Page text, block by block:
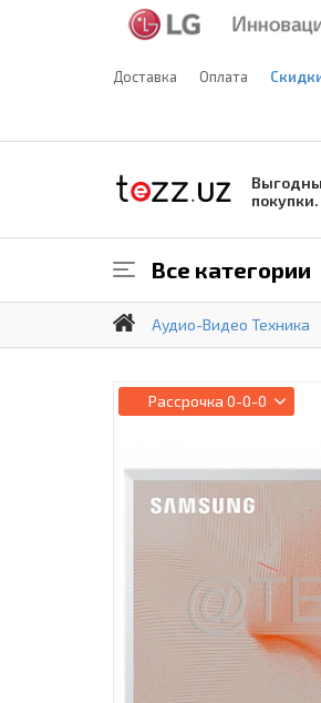
Доставка Оплата
Все категории
Аудио-Видео Техника
Рассрочка 0-0-0